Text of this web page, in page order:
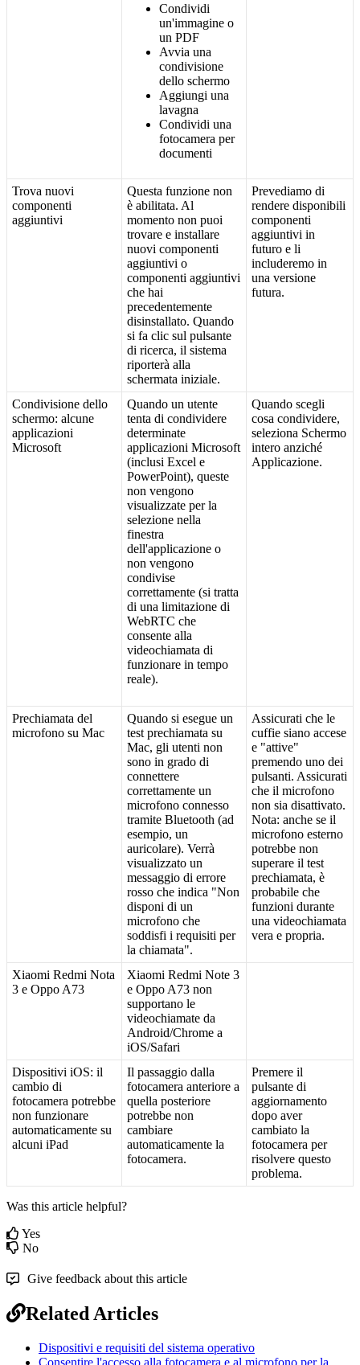
Condividi
un'immagine o
un PDF
Avvia una
condivisione
dello schermo
Aggiungi una
lavagna
Condividi una
fotocamera per
documenti
Trova nuovi
componenti
aggiuntivi
Questa funzione non
è abilitata. Al
momento non puoi
trovare e installare
nuovi componenti
aggiuntivi o
componenti aggiuntivi
che hai
precedentemente
disinstallato. Quando
si fa clic sul pulsante
di ricerca, il sistema
riporterà alla
schermata iniziale.
Prevediamo di
rendere disponibili
componenti
aggiuntivi in
futuro e li
includeremo in
una versione
futura.
Condivisione dello
schermo: alcune
applicazioni
Microsoft
Quando un utente
tenta di condividere
determinate
applicazioni Microsoft
(inclusi Excel e
PowerPoint), queste
non vengono
visualizzate per la
selezione nella
finestra
dell'applicazione o
non vengono
condivise
correttamente (si tratta
di una limitazione di
WebRTC che
consente alla
videochiamata di
funzionare in tempo
reale).
Quando scegli
cosa condividere,
seleziona Schermo
intero anziché
Applicazione.
Prechiamata del
microfono su Mac
Quando si esegue un
test prechiamata su
Mac, gli utenti non
sono in grado di
connettere
correttamente un
microfono connesso
tramite Bluetooth (ad
esempio, un
auricolare). Verrà
visualizzato un
messaggio di errore
rosso che indica "Non
disponi di un
microfono che
soddisfi i requisiti per
la chiamata".
Assicurati che le
cuffie siano accese
e "attive"
premendo uno dei
pulsanti. Assicurati
che il microfono
non sia disattivato.
Nota: anche se il
microfono esterno
potrebbe non
superare il test
prechiamata, è
probabile che
funzioni durante
una videochiamata
vera e propria.
Xiaomi Redmi Nota
3 e Oppo A73
Xiaomi Redmi Note 3
e Oppo A73 non
supportano le
videochiamate da
Android/Chrome a
iOS/Safari
Dispositivi iOS: il
cambio di
fotocamera potrebbe
non funzionare
automaticamente su
alcuni iPad
Il passaggio dalla
fotocamera anteriore a
quella posteriore
potrebbe non
cambiare
automaticamente la
fotocamera.
Premere il
pulsante di
aggiornamento
dopo aver
cambiato la
fotocamera per
risolvere questo
problema.
Was this article helpful?
Yes
No
Give feedback about this article
Related Articles
Dispositivi e requisiti del sistema operativo
Consentire l'accesso alla fotocamera e al microfono per la